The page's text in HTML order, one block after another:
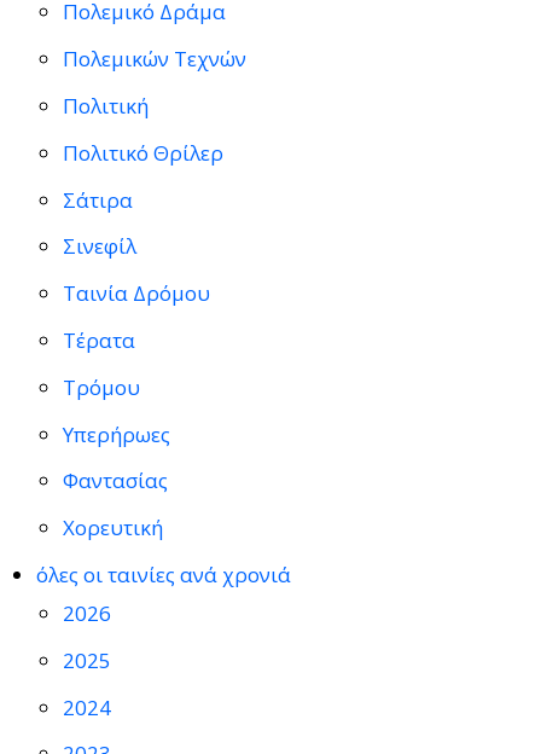
Πολεμικό Δράμα
Πολεμικών Τεχνών
Πολιτική
Πολιτικό Θρίλερ
Σάτιρα
Σινεφίλ
Ταινία Δρόμου
Τέρατα
Τρόμου
Υπερήρωες
Φαντασίας
Χορευτική
όλες οι ταινίες ανά χρονιά
2026
2025
2024